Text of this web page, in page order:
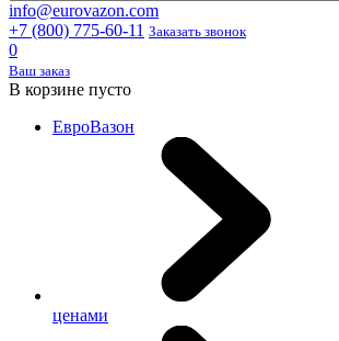
info@eurovazon.com
+7 (800) 775-60-11 Заказать звонок
0
Ваш заказ
В корзине пусто
ЕвроВазон
ценами